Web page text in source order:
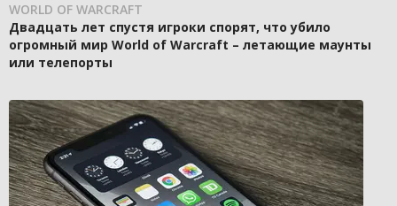
WORLD OF WARCRAFT
Двадцать лет спустя игроки спорят, что убило
огромный мир World of Warcraft – летающие маунты
или телепорты